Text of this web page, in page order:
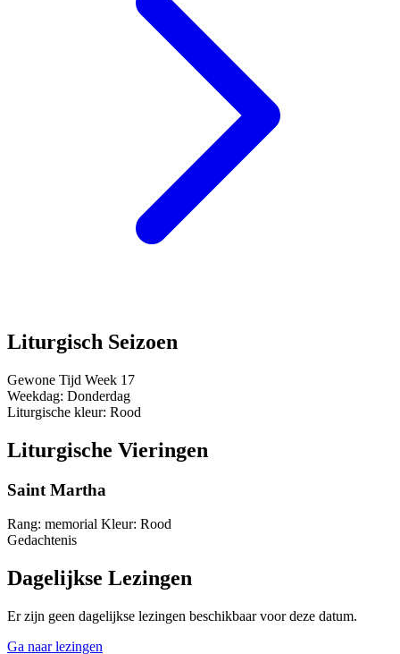
Liturgisch Seizoen
Gewone Tijd Week 17
Weekdag: Donderdag
Liturgische kleur: Rood
Liturgische Vieringen
Saint Martha
Rang: memorial Kleur: Rood
Gedachtenis
Dagelijkse Lezingen
Er zijn geen dagelijkse lezingen beschikbaar voor deze datum.
Ga naar lezingen